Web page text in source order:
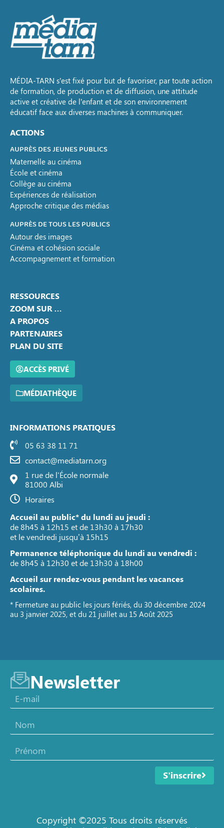
MÉDIA-TARN s’est fixé pour but de favoriser, par toute action
de formation, de production et de diffusion, une attitude
active et créative de l’enfant et de son environnement
éducatif face aux diverses machines à communiquer.
ACTIONS
AUPRÈS DES JEUNES PUBLICS
Maternelle au cinéma
École et cinéma
Collège au cinéma
Expériences de réalisation
Approche critique des médias
AUPRÈS DE TOUS LES PUBLICS
Autour des images
Cinéma et cohésion sociale
Accompagnement et formation
RESSOURCES
ZOOM SUR …
A PROPOS
PARTENAIRES
PLAN DU SITE
ACCÈS PRIVÉ
MÉDIATHÈQUE
INFORMATIONS PRATIQUES
05 63 38 11 71
contact@mediatarn.org
1 rue de l'École normale
81000 Albi
Horaires
Accueil au public* du lundi au jeudi :
de 8h45 à 12h15 et de 13h30 à 17h30
et le vendredi jusqu’à 15h15
Permanence téléphonique du lundi au vendredi :
de 8h45 à 12h30 et de 13h30 à 18h00
Accueil sur rendez-vous pendant les vacances
scolaires.
* Fermeture au public les jours fériés, du 30 décembre 2024
au 3 janvier 2025, et du 21 juillet au 15 Août 2025
Newsletter
S'inscrire
Copyright ©2025 Tous droits réservés